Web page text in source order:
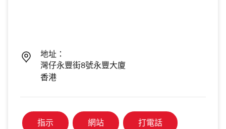
地址：
灣仔永豐街8號永豐大廈
香港
指示 網站 打電話